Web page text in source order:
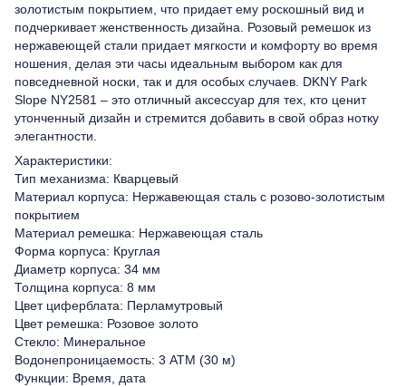
золотистым покрытием, что придает ему роскошный вид и
подчеркивает женственность дизайна. Розовый ремешок из
нержавеющей стали придает мягкости и комфорту во время
ношения, делая эти часы идеальным выбором как для
повседневной носки, так и для особых случаев. DKNY Park
Slope NY2581 – это отличный аксессуар для тех, кто ценит
утонченный дизайн и стремится добавить в свой образ нотку
элегантности.
Характеристики:
Тип механизма: Кварцевый
Материал корпуса: Нержавеющая сталь с розово-золотистым
покрытием
Материал ремешка: Нержавеющая сталь
Форма корпуса: Круглая
Диаметр корпуса: 34 мм
Толщина корпуса: 8 мм
Цвет циферблата: Перламутровый
Цвет ремешка: Розовое золото
Стекло: Минеральное
Водонепроницаемость: 3 ATM (30 м)
Функции: Время, дата